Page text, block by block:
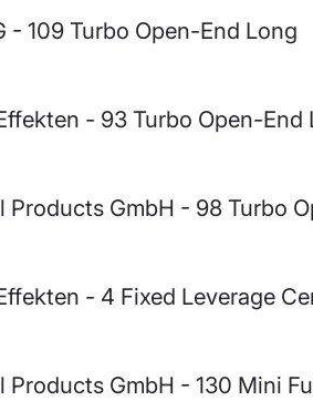
- 109 Turbo Open-End Long
- 93 Turbo Open-End
Products GmbH - 98 Turbo
- 4 Fixed Leverage
Products GmbH - 130 Mini